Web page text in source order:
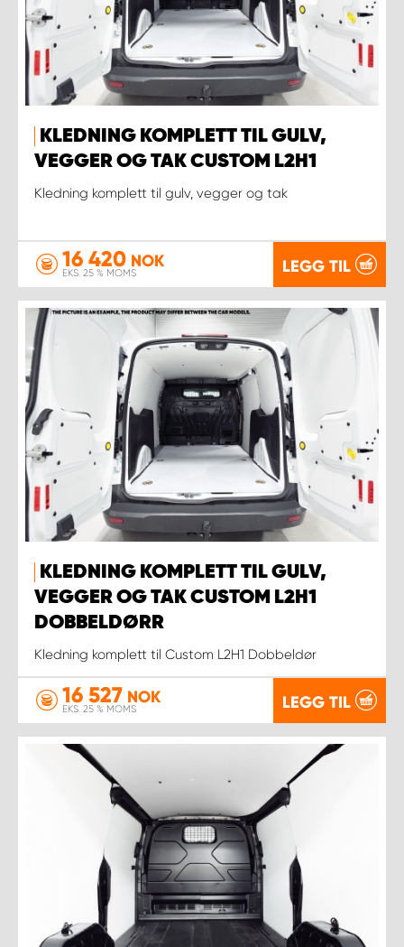
KLEDNING KOMPLETT TIL GULV,
VEGGER OG TAK CUSTOM L2H1
Kledning komplett til gulv, vegger og tak
16 420 NOK
EKS. 25 % MOMS LEGG TIL
KLEDNING KOMPLETT TIL GULV,
VEGGER OG TAK CUSTOM L2H1
DOBBELDØRR
Kledning komplett til Custom L2H1 Dobbeldør
16 527 NOK
EKS. 25 % MOMS LEGG TIL